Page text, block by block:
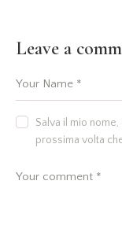
Leave a
Salva il mio
prossima volta